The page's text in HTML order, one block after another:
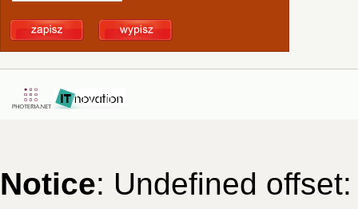
Notice: Undefined